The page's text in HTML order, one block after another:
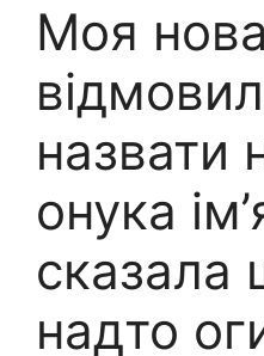
Моя
назвати
онука
сказала
надто